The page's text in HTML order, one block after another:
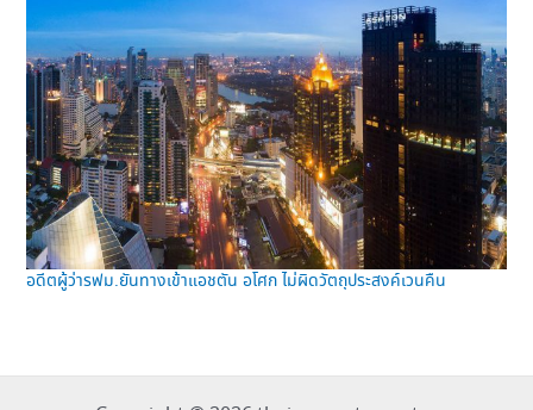
อดีตผู้ว่ารฟม.ยันทางเข้าแอชตัน อโศก ไม่ผิดวัตถุประสงค์เวนคืน